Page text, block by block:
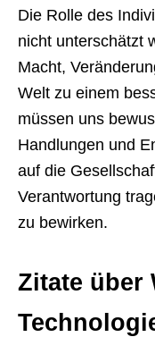
Die Rolle des
nicht unterschätzt
Macht,
Welt zu einem
müssen uns
Handlungen und
auf die
Verantwortung
zu bewirken.
Zitate über